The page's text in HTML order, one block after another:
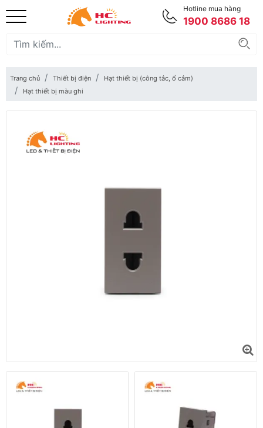
Hotline mua hàng
1900 8686 18
Trang chủ Thiết bị điện
Hạt thiết bị (công tắc, ổ cắm)
Hạt thiết bị màu ghi